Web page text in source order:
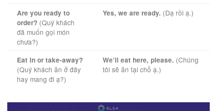
Are you ready to
order? (Quý khách
đã muốn gọi món
chưa?)
Yes, we are ready. (Dạ rồi ạ.)
Eat in or take-away?
(Quý khách ăn ở đây
hay mang đi ạ?)
We’ll eat here, please. (Chúng
tôi sẽ ăn tại chỗ ạ.)